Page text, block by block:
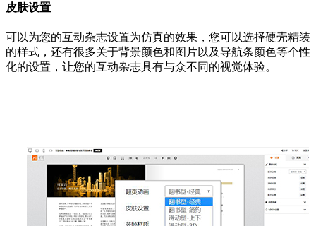
皮肤设置
可以为您的互动杂志设置为仿真的效果，您可以选择硬壳精装
的样式，还有很多关于背景颜色和图片以及导航条颜色等个性
化的设置，让您的互动杂志具有与众不同的视觉体验。